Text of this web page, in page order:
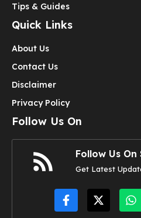
Tips & Guides
Quick Links
About Us
Contact Us
Disclaimer
Privacy Policy
Follow Us On
Follow Us
Get Latest